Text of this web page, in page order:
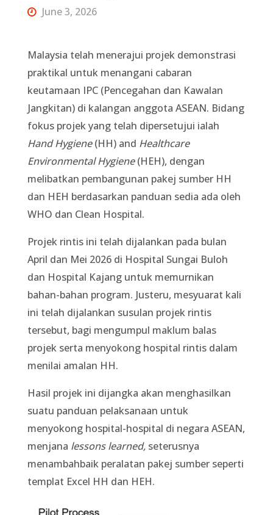
June 3, 2026
Malaysia telah menerajui projek demonstrasi
praktikal untuk menangani cabaran
keutamaan IPC (Pencegahan dan Kawalan
Jangkitan) di kalangan anggota ASEAN. Bidang
fokus projek yang telah dipersetujui ialah
Hand Hygiene(HH) and Healthcare
Environmental Hygiene(HEH), dengan
melibatkan pembangunan pakej sumber HH
dan HEH berdasarkan panduan sedia ada oleh
WHO dan Clean Hospital.
Projek rintis ini telah dijalankan pada bulan
April dan Mei 2026 di Hospital Sungai Buloh
dan Hospital Kajang untuk memurnikan
bahan-bahan program. Justeru, mesyuarat kali
ini telah dijalankan susulan projek rintis
tersebut, bagi mengumpul maklum balas
projek serta menyokong hospital rintis dalam
menilai amalan HH.
Hasil projek ini dijangka akan menghasilkan
suatu panduan pelaksanaan untuk
menyokong hospital-hospital di negara ASEAN,
menjana lessons learned, seterusnya
menambahbaik peralatan pakej sumber seperti
templat Excel HH dan HEH.